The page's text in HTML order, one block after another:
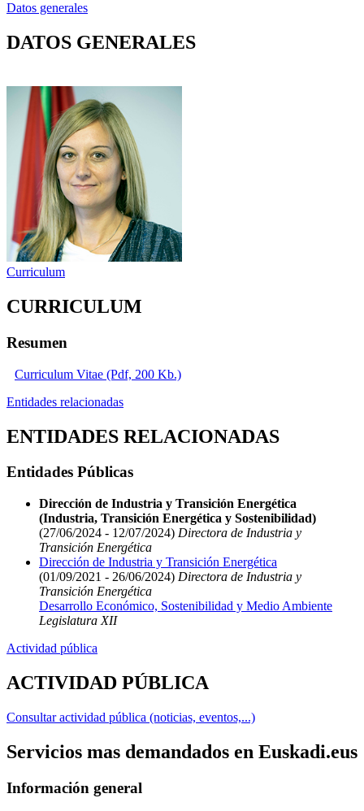
Datos generales
DATOS GENERALES
Curriculum
CURRICULUM
Resumen
Curriculum Vitae (Pdf, 200 Kb.)
Entidades relacionadas
ENTIDADES RELACIONADAS
Entidades Públicas
Dirección de Industria y Transición Energética
(Industria, Transición Energética y Sostenibilidad)
(27/06/2024 - 12/07/2024) Directora de Industria y
Transición Energética
Dirección de Industria y Transición Energética
(01/09/2021 - 26/06/2024) Directora de Industria y
Transición Energética
Desarrollo Económico, Sostenibilidad y Medio Ambiente
Legislatura XII
Actividad pública
ACTIVIDAD PÚBLICA
Consultar actividad pública (noticias, eventos,...)
Servicios mas demandados en Euskadi.eus
Información general